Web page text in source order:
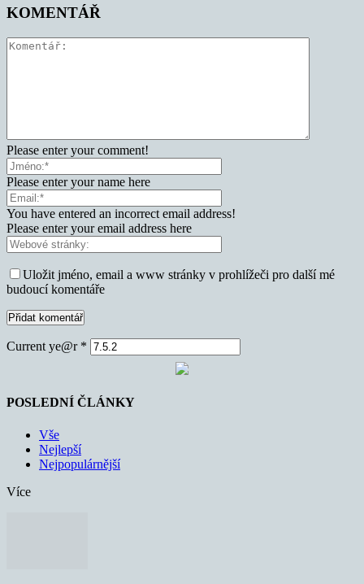
KOMENTÁŘ
Please enter your comment!
Please enter your name here
You have entered an incorrect email address!
Please enter your email address here
Uložit jméno, email a www stránky v prohlížeči pro další mé
budoucí komentáře
Current ye@r *
POSLEDNÍ ČLÁNKY
Vše
Nejlepší
Nejpopulárnější
Více